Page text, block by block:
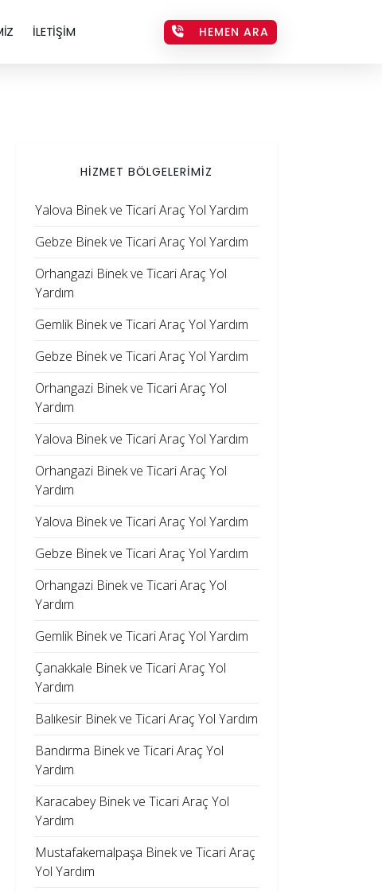
İLETİŞİM HEMEN ARA
HİZMET BÖLGELERİMİZ
Yalova Binek ve Ticari Araç Yol Yardım
Gebze Binek ve Ticari Araç Yol Yardım
Orhangazi Binek ve Ticari Araç Yol
Yardım
Gemlik Binek ve Ticari Araç Yol Yardım
Gebze Binek ve Ticari Araç Yol Yardım
Orhangazi Binek ve Ticari Araç Yol
Yardım
Yalova Binek ve Ticari Araç Yol Yardım
Orhangazi Binek ve Ticari Araç Yol
Yardım
Yalova Binek ve Ticari Araç Yol Yardım
Gebze Binek ve Ticari Araç Yol Yardım
Orhangazi Binek ve Ticari Araç Yol
Yardım
Gemlik Binek ve Ticari Araç Yol Yardım
Çanakkale Binek ve Ticari Araç Yol
Yardım
Balıkesir Binek ve Ticari Araç Yol Yardım
Bandırma Binek ve Ticari Araç Yol
Yardım
Karacabey Binek ve Ticari Araç Yol
Yardım
Mustafakemalpaşa Binek ve Ticari Araç
Yol Yardım